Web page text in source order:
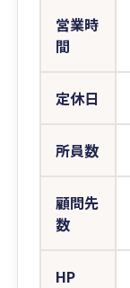
営業時
間
定休日
所員数
顧問先
数
HP